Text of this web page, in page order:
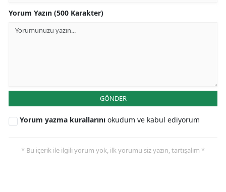
Yorum Yazın (500 Karakter)
GÖNDER
Yorum yazma kurallarını okudum ve kabul ediyorum
* Bu içerik ile ilgili yorum yok, ilk yorumu siz yazın, tartışalım *